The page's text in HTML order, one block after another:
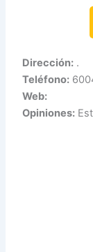
Dirección: .
Teléfono:
Web:
Opiniones: